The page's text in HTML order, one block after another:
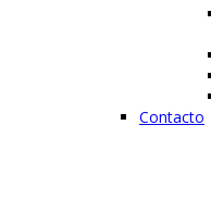
Contacto